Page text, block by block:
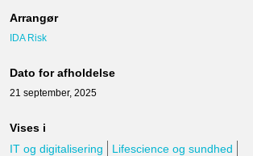
Arrangør
IDA Risk
Dato for afholdelse
21 september, 2025
Vises i
IT og digitalisering
Lifescience og sundhed